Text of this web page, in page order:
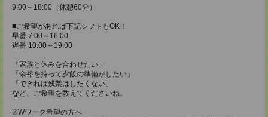
9:00～18:00（休憩60分）
■ご希望があれば下記シフトもOK！
早番 7:00～16:00
遅番 10:00～19:00
「家族と休みを合わせたい」
「余裕を持って夕飯の準備がしたい」
「できれば残業はしたくない」
など、ご希望を教えてくださいね。
※Wワーク希望の方へ